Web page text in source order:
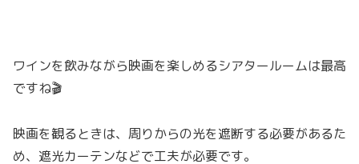
ワインを飲みながら映画を楽しめるシアタールームは最高
ですね🎬
映画を観るときは、周りからの光を遮断する必要があるた
め、遮光カーテンなどで工夫が必要です。